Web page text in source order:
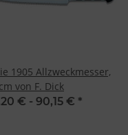
1905 Allzweckmesser,
von F. Dick
€ - 90,15 € *